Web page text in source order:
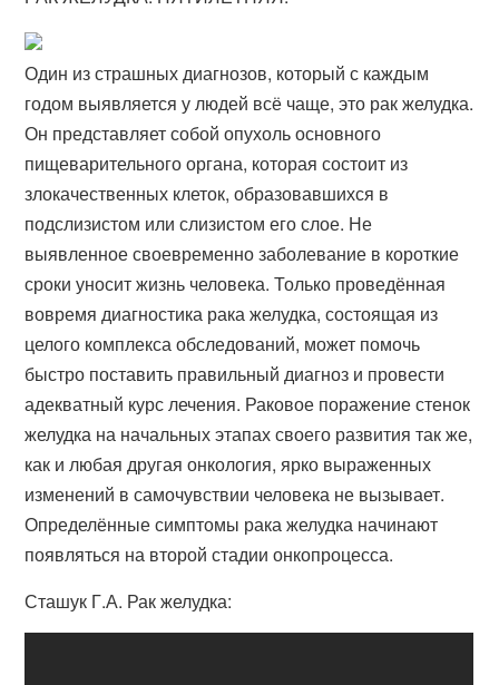
Один из страшных диагнозов, который с каждым
годом выявляется у людей всё чаще, это рак желудка.
Он представляет собой опухоль основного
пищеварительного органа, которая состоит из
злокачественных клеток, образовавшихся в
подслизистом или слизистом его слое. Не
выявленное своевременно заболевание в короткие
сроки уносит жизнь человека. Только проведённая
вовремя диагностика рака желудка, состоящая из
целого комплекса обследований, может помочь
быстро поставить правильный диагноз и провести
адекватный курс лечения. Раковое поражение стенок
желудка на начальных этапах своего развития так же,
как и любая другая онкология, ярко выраженных
изменений в самочувствии человека не вызывает.
Определённые симптомы рака желудка начинают
появляться на второй стадии онкопроцесса.
Сташук Г.А. Рак желудка: